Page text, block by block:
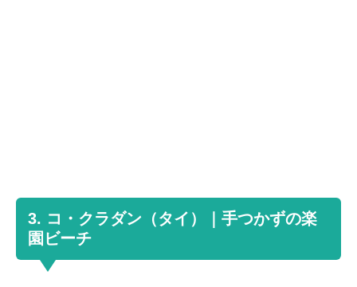
3. コ・クラダン（タイ）｜手つかずの楽
園ビーチ